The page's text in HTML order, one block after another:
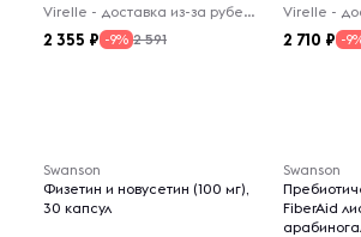
Virelle - доставка из-за рубежа
2 355 -9% 2 591 2 710 -
Swanson
Физетин и новусетин (100 мг),
30 капсул
Swanson
FiberAid